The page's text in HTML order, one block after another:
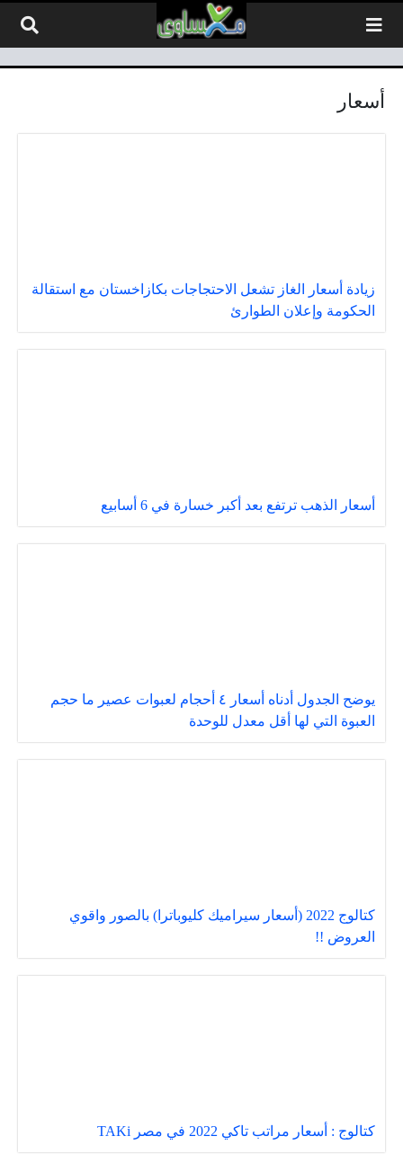
أسعار
زيادة أسعار الغاز تشعل الاحتجاجات بكازاخستان مع استقالة
الحكومة وإعلان الطوارئ
أسعار الذهب ترتفع بعد أكبر خسارة في 6 أسابيع
يوضح الجدول أدناه أسعار ٤ أحجام لعبوات عصير ما حجم
العبوة التي لها أقل معدل للوحدة
كتالوج 2022 (أسعار سيراميك كليوباترا) بالصور واقوي
العروض !!
كتالوج : أسعار مراتب تاكي 2022 في مصر TAKi